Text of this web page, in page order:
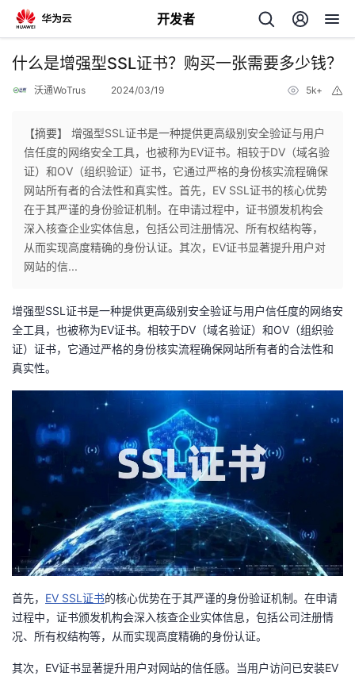
开发者
返
个
人
主
页
我
的
开
发
我
的
我
坛
圈
子
的
直
我
的
我
什么是增强型SSL证书？购买一张需要多少钱？
沃通WoTrus 2024/03/19 5k+
【摘要】 增强型SSL证书是一种提供更高级别安全验证与用户
信任度的网络安全工具，也被称为EV证书。相较于DV（域名验
证）和OV（组织验证）证书，它通过严格的身份核实流程确保
网站所有者的合法性和真实性。首先，EV SSL证书的核心优势
在于其严谨的身份验证机制。在申请过程中，证书颁发机构会
深入核查企业实体信息，包括公司注册情况、所有权结构等，
从而实现高度精确的身份认证。其次，EV证书显著提升用户对
网站的信...
增强型SSL证书是一种提供更高级别安全验证与用户信任度的网络安
全工具，也被称为EV证书。相较于DV（域名验证）和OV（组织验
证）证书，它通过严格的身份核实流程确保网站所有者的合法性和
真实性。
首先， EV SSL证书的核心优势在于其严谨的身份验证机制。在申请
过程中，证书颁发机构会深入核查企业实体信息，包括公司注册情
况、所有权结构等，从而实现高度精确的身份认证。
其次，EV证书显著提升用户对网站的信任感。当用户访问已安装EV